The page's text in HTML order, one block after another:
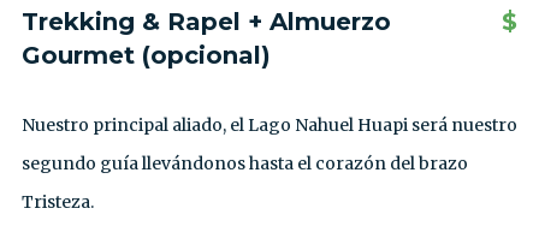
Trekking & Rapel + Almuerzo
Gourmet (opcional)
$
Nuestro principal aliado, el Lago Nahuel Huapi será nuestro
segundo guía llevándonos hasta el corazón del brazo
Tristeza.